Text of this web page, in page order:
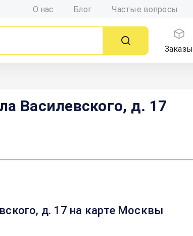
О нас Блог Частые вопросы
Заказы
Василевского, д. 17
д. 17 на карте Москвы